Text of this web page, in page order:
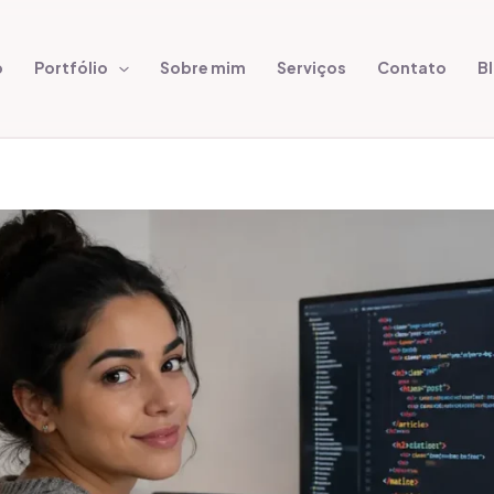
Portfólio Sobre mim Serviços Contato